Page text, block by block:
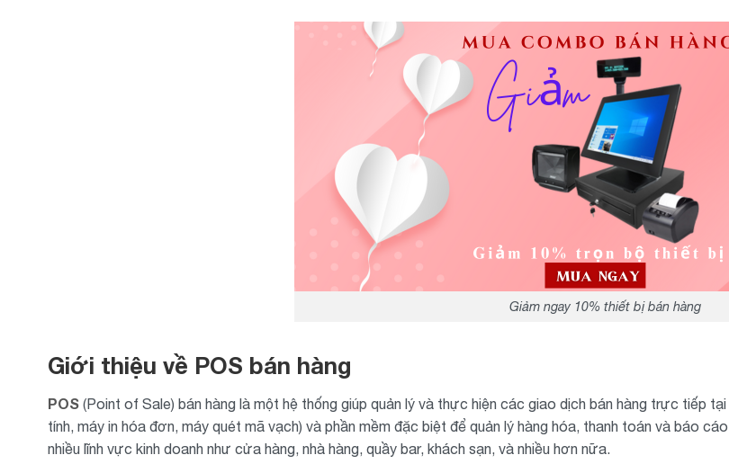
Giảm ngay 10% thiết bị bán hàng
Giới thiệu về POS bán hàng
POS (Point of Sale) bán hàng là một hệ thống giúp quản lý và thực hiện các giao dịch bán hàng trực tiếp
tính, máy in hóa đơn, máy quét mã vạch) và phần mềm đặc biệt để quản lý hàng hóa, thanh toán và báo
nhiều lĩnh vực kinh doanh như cửa hàng, nhà hàng, quầy bar, khách sạn, và nhiều hơn nữa.